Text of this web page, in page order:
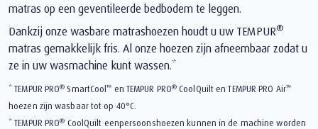
matras op een geventileerde bedbodem te leggen.
Dankzij onze wasbare matrashoezen houdt u uw TEMPUR®
matras gemakkelijk fris. Al onze hoezen zijn afneembaar zodat u
ze in uw wasmachine kunt wassen.*
* TEMPUR PRO® SmartCool™ en TEMPUR PRO®️ CoolQuilt en TEMPUR PRO Air™
hoezen zijn wasbaar tot op 40°C.
* TEMPUR PRO® ️ CoolQuilt eenpersoonshoezen kunnen in de machine worden